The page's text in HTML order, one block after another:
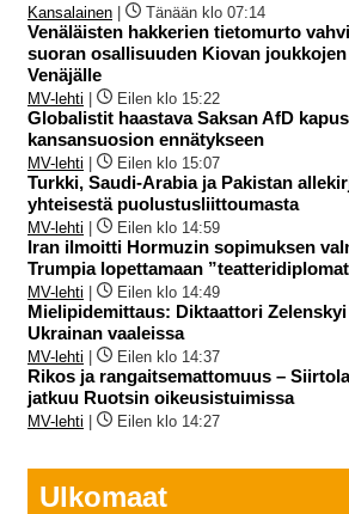
Kansalainen | Tänään klo 07:14
Venäläisten hakkerien tietomurto
suoran osallisuuden Kiovan
Venäjälle
MV-lehti | Eilen klo 15:22
Globalistit haastava Saksan AfD
kansansuosion ennätykseen
MV-lehti | Eilen klo 15:07
Turkki, Saudi-Arabia ja Pakistan
yhteisestä puolustusliittoumasta
MV-lehti | Eilen klo 14:59
Iran ilmoitti Hormuzin sopimuksen
Trumpia lopettamaan
MV-lehti | Eilen klo 14:49
Mielipidemittaus: Diktaattori
Ukrainan vaaleissa
MV-lehti | Eilen klo 14:37
Rikos ja rangaitsemattomuus –
jatkuu Ruotsin oikeusistuimissa
MV-lehti | Eilen klo 14:27
Ulkomaat